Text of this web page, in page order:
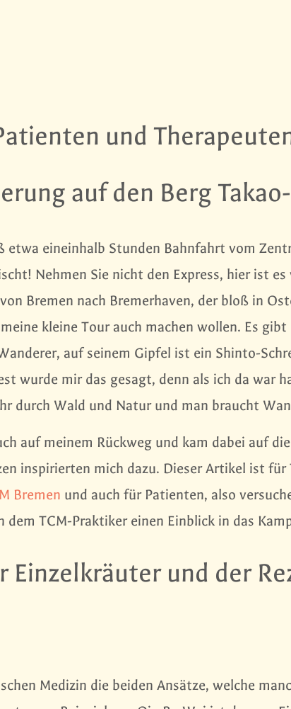
und
auf den Berg
etwa eineinhalb Stunden Bahnfahrt vom
Nehmen Sie nicht den Express, hier ist
Bremen nach Bremerhaven, der bloß in
kleine Tour auch machen wollen. Es
auf seinem Gipfel ist ein Shinto-
wurde mir das gesagt, denn als ich da war
durch Wald und Natur und man braucht
auf meinem Rückweg und kam dabei auf
inspirierten mich dazu. Dieser Artikel ist für
Bremen und auch für Patienten, also
TCM-Praktiker einen Einblick in das
Einzelkräuter und der
Medizin die beiden Ansätze, welche